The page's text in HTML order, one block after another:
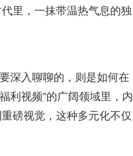
里，一抹带温热气息的独
深入聊聊的，则是如何在
利视频”的广阔领域里，内
磅视觉，这种多元化不仅